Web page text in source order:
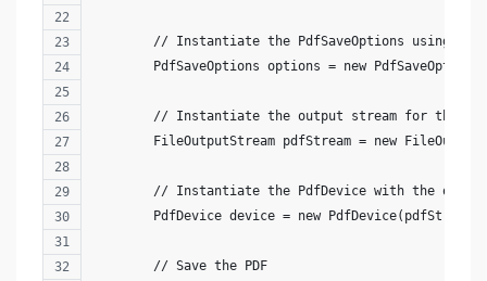
// Instantiate the PdfSaveOptions using the
PdfSaveOptions options = new
        // Instantiate the output stream for the PDF
FileOutputStream pdfStream = new
// Instantiate the PdfDevice with the
        PdfDevice device = new PdfDevice(pdfStream);
        // Save the PDF